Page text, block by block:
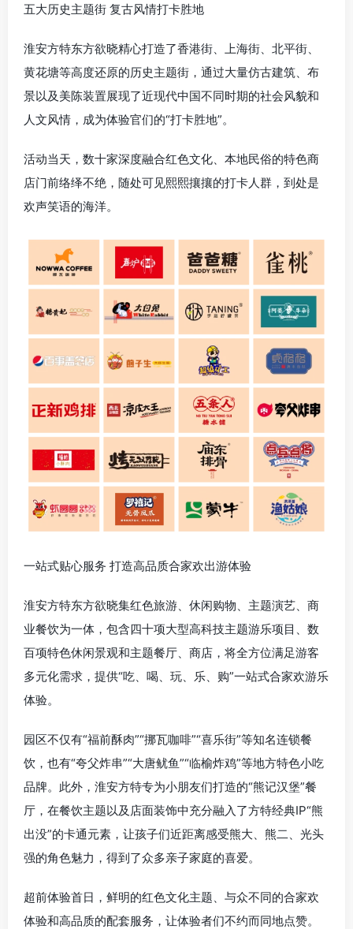
五大历史主题街 复古风情打卡胜地
淮安方特东方欲晓精心打造了香港街、 上海街、北平街、
黄花塘等高度还原的历史主题街，通过大量仿古建筑、布
景以及美陈装置展现了近现代中国不同时期的社会风貌和
人文风情，成为体验官们的“打卡胜地”。
活动当天，数十家深度融合红色文化、本地民俗的特色商
店门前络绎不绝，随处可见熙熙攘攘的打卡人群，到处是
欢声笑语的海洋。
一站式贴心服务 打造高品质合家欢出游体验
淮安方特东方欲晓集红色旅游、休闲购物、主题演艺、商
业餐饮为一体，包含四十项大型高科技主题游乐项目、数
百项特色休闲景观和主题餐厅、商店，将全方位满足游客
多元化需求，提供“吃、喝、玩、乐、购”一站式合家欢游乐
体验。
园区不仅有“福前酥肉”“挪瓦咖啡”“喜乐街”等知名连锁餐
饮，也有“夸父炸串”“大唐鱿鱼”“临榆炸鸡”等地方特色小吃
品牌。此外， 淮安方特专为小朋友们打造的“熊记汉堡”餐
厅，在餐饮主题以及店面装饰中充分融入了方特经典IP“熊
出没”的卡通元素，让孩子们近距离感受熊大、熊二、光头
强的角色魅力，得到了众多亲子家庭的喜爱。
超前体验首日，鲜明的红色文化主题、与众不同的合家欢
体验和高品质的配套服务，让体验者们不约而同地点赞。